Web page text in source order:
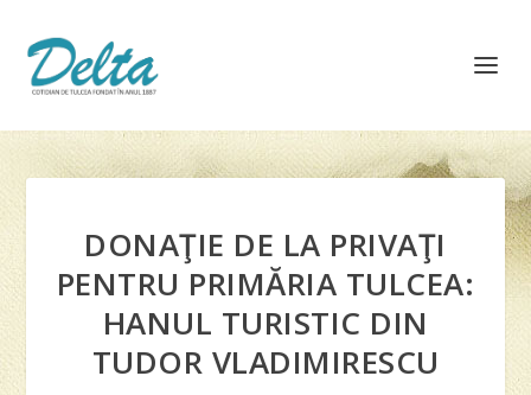
DONAŢIE DE LA PRIVAŢI
PENTRU PRIMĂRIA TULCEA:
HANUL TURISTIC DIN
TUDOR VLADIMIRESCU